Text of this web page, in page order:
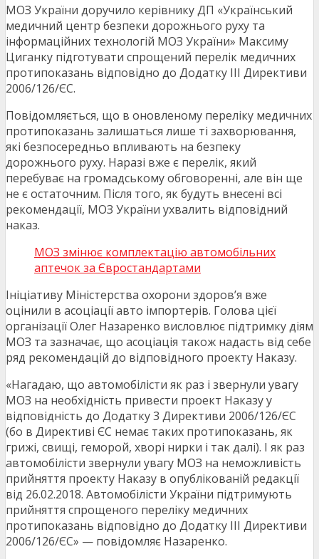
МОЗ України доручило керівнику ДП «Український
медичний центр безпеки дорожнього руху та
інформаційних технологій МОЗ України» Максиму
Циганку підготувати спрощений перелік медичних
протипоказань відповідно до Додатку ІІІ Директиви
2006/126/ЄС.
Повідомляється, що в оновленому переліку медичних
протипоказань залишаться лише ті захворювання,
які безпосередньо впливають на безпеку
дорожнього руху. Наразі вже є перелік, який
перебуває на громадському обговоренні, але він ще
не є остаточним. Після того, як будуть внесені всі
рекомендації, МОЗ України ухвалить відповідний
наказ.
МОЗ змінює комплектацію автомобільних
аптечок за Євростандартами
Ініціативу Міністерства охорони здоров’я вже
оцінили в асоціації авто імпортерів. Голова цієї
організації Олег Назаренко висловлює підтримку діям
МОЗ та зазначає, що асоціація також надасть від себе
ряд рекомендацій до відповідного проекту Наказу.
«Нагадаю, що автомобілісти як раз і звернули увагу
МОЗ на необхідність привести проект Наказу у
відповідність до Додатку 3 Директиви 2006/126/ЄС
(бо в Директиві ЄС немає таких протипоказань, як
грижі, свищі, геморой, хворі нирки і так далі). І як раз
автомобілісти звернули увагу МОЗ на неможливість
прийняття проекту Наказу в опублікованій редакції
від 26.02.2018. Автомобілісти України підтримують
прийняття спрощеного переліку медичних
протипоказань відповідно до Додатку ІІІ Директиви
2006/126/ЄС» — повідомляє Назаренко.